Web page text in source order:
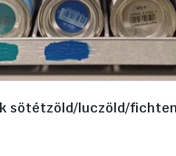
sötétzöld/luczöld/